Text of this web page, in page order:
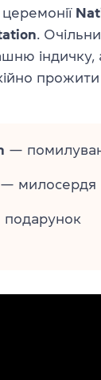
.
індичку, а
прожити
—
— милосердя